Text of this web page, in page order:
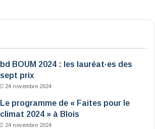
bd BOUM 2024 : les lauréat·es des
sept prix
24 novembre 2024
Le programme de « Faites pour le
climat 2024 » à Blois
24 novembre 2024